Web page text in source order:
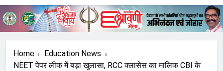
Home
Education News
NEET पेपर लीक में बड़ा खुलासा, RCC क्लासेस का मालिक CBI के